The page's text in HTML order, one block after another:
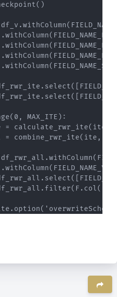
MAX_ITE):
= calculate_rwr_ite(ite,
= combine_rwr_ite(ite,